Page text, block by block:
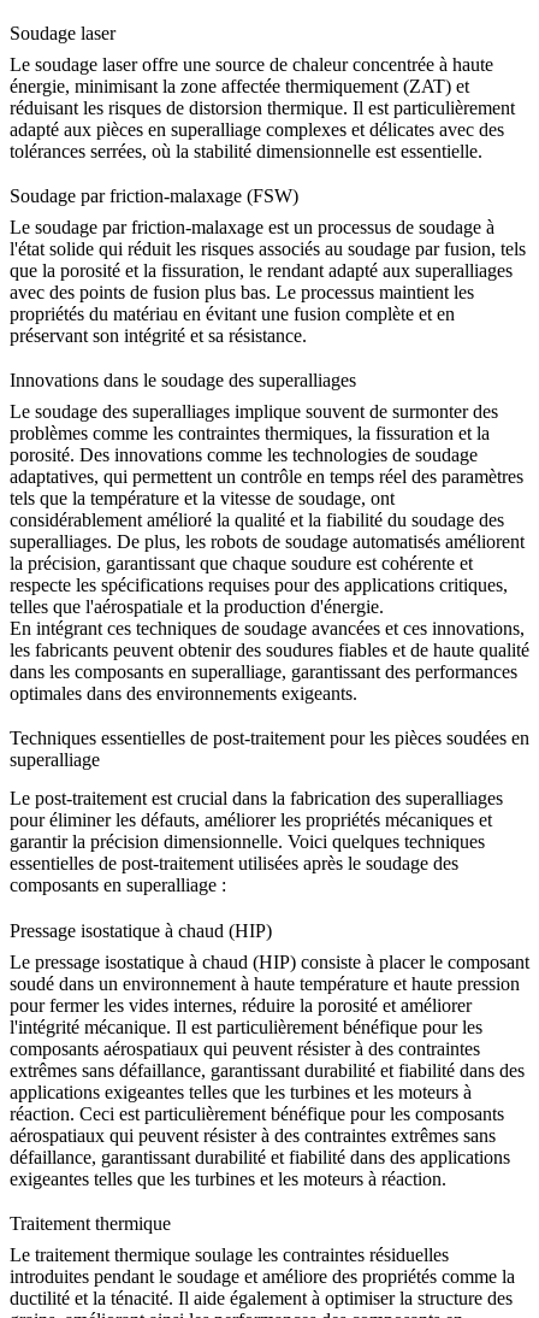
Soudage laser
Le soudage laser offre une source de chaleur concentrée à haute
énergie, minimisant la zone affectée thermiquement (ZAT) et
réduisant les risques de distorsion thermique. Il est particulièrement
adapté aux pièces en superalliage complexes et délicates avec des
tolérances serrées, où la stabilité dimensionnelle est essentielle.
Soudage par friction-malaxage (FSW)
Le soudage par friction-malaxage est un processus de soudage à
l'état solide qui réduit les risques associés au soudage par fusion, tels
que la porosité et la fissuration, le rendant adapté aux superalliages
avec des points de fusion plus bas. Le processus maintient les
propriétés du matériau en évitant une fusion complète et en
préservant son intégrité et sa résistance.
Innovations dans le soudage des superalliages
Le soudage des superalliages implique souvent de surmonter des
problèmes comme les contraintes thermiques, la fissuration et la
porosité. Des innovations comme les technologies de soudage
adaptatives, qui permettent un contrôle en temps réel des paramètres
tels que la température et la vitesse de soudage, ont
considérablement amélioré la qualité et la fiabilité du soudage des
superalliages. De plus, les robots de soudage automatisés améliorent
la précision, garantissant que chaque soudure est cohérente et
respecte les spécifications requises pour des applications critiques,
telles que l'aérospatiale et la production d'énergie.
En intégrant ces techniques de soudage avancées et ces innovations,
les fabricants peuvent obtenir des soudures fiables et de haute qualité
dans les composants en superalliage, garantissant des performances
optimales dans des environnements exigeants.
Techniques essentielles de post-traitement pour les pièces soudées en
superalliage
Le post-traitement est crucial dans la fabrication des superalliages
pour éliminer les défauts, améliorer les propriétés mécaniques et
garantir la précision dimensionnelle. Voici quelques techniques
essentielles de post-traitement utilisées après le soudage des
composants en superalliage :
Pressage isostatique à chaud (HIP)
Le pressage isostatique à chaud (HIP) consiste à placer le composant
soudé dans un environnement à haute température et haute pression
pour fermer les vides internes, réduire la porosité et améliorer
l'intégrité mécanique. Il est particulièrement bénéfique pour les
composants aérospatiaux qui peuvent résister à des contraintes
extrêmes sans défaillance, garantissant durabilité et fiabilité dans des
applications exigeantes telles que les turbines et les moteurs à
réaction. Ceci est particulièrement bénéfique pour les composants
aérospatiaux qui peuvent résister à des contraintes extrêmes sans
défaillance, garantissant durabilité et fiabilité dans des applications
exigeantes telles que les turbines et les moteurs à réaction.
Traitement thermique
Le traitement thermique soulage les contraintes résiduelles
introduites pendant le soudage et améliore des propriétés comme la
ductilité et la ténacité. Il aide également à optimiser la structure des